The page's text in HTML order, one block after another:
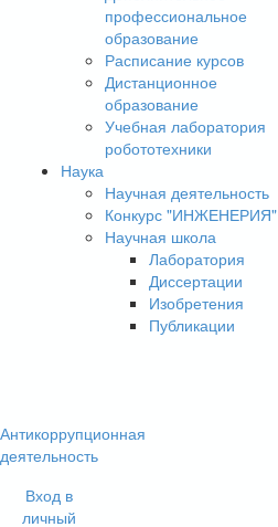
профессиональное
образование
Расписание курсов
Дистанционное
образование
Учебная лаборатория
робототехники
Наука
Научная деятельность
Конкурс "ИНЖЕНЕРИЯ"
Научная школа
Лаборатория
Диссертации
Изобретения
Публикации
Антикоррупционная
деятельность
Вход в
личный